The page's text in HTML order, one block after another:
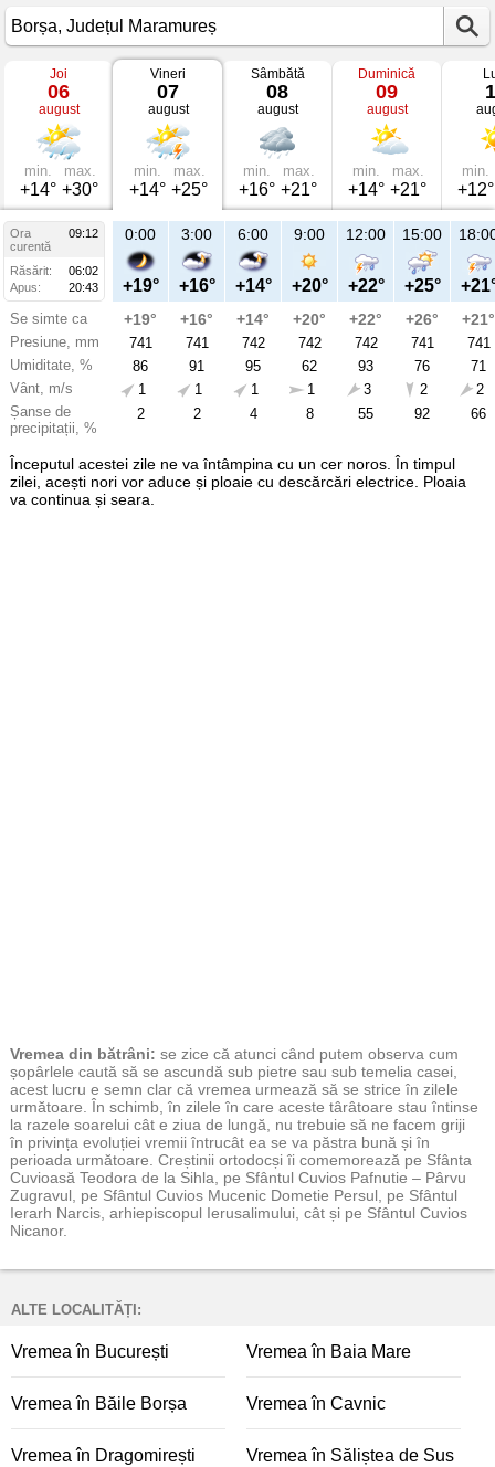
Vremea
Borșa
mâine
Județul
Maramureș
Joi
06
august
min.
+14°
max.
+30°
Vineri
07
august
min.
+14°
max.
+25°
Sâmbătă
08
august
min.
+16°
max.
+21°
Duminică
09
august
min.
+14°
max.
+21°
min.
+12°
Ora
09:12
curentă
Răsărit:
06:02
Apus:
20:43
Se simte ca
Presiune, mm
Umiditate, %
Vânt, m/s
Șanse de
precipitații, %
21:00
+24°
+24°
741
74
1
4
Vi
aug
0:00
+19°
+19°
741
86
1
2
3:00
+16°
+16°
741
91
1
2
6:00
+14°
+14°
742
95
1
4
9:00
+20°
+20°
742
62
1
8
12:00
+22°
+22°
742
93
3
55
15:00
+25°
+26°
741
76
2
92
+21°
741
71
2
66
Începutul acestei zile ne va întâmpina cu un cer noros. În timpul
zilei, acești nori vor aduce și ploaie cu descărcări electrice. Ploaia
va continua și seara.
Vremea din bătrâni: se zice că atunci când putem observa cum
șopârlele caută să se ascundă sub pietre sau sub temelia casei,
acest lucru e semn clar că vremea urmează să se strice în zilele
următoare. În schimb, în zilele în care aceste târâtoare stau întinse
la razele soarelui cât e ziua de lungă, nu trebuie să ne facem griji
în privința evoluției vremii întrucât ea se va păstra bună și în
perioada următoare. Creștinii ortodocși îi comemorează pe Sfânta
Cuvioasă Teodora de la Sihla, pe Sfântul Cuvios Pafnutie – Pârvu
Zugravul, pe Sfântul Cuvios Mucenic Dometie Persul, pe Sfântul
Ierarh Narcis, arhiepiscopul Ierusalimului, cât și pe Sfântul Cuvios
Nicanor.
ALTE LOCALITĂȚI:
Vremea în București Vremea în Baia Mare
Vremea în Băile Borșa Vremea în Cavnic
Vremea în Dragomirești Vremea în Săliștea de Sus